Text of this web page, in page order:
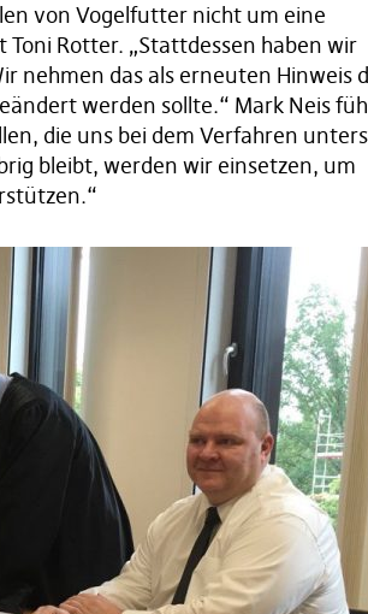
von Vogelfutter nicht um eine
Rotter. „Stattdessen haben wir
nehmen das als erneuten Hinweis
werden sollte.“ Mark Neis
die uns bei dem Verfahren
bleibt, werden wir einsetzen, um